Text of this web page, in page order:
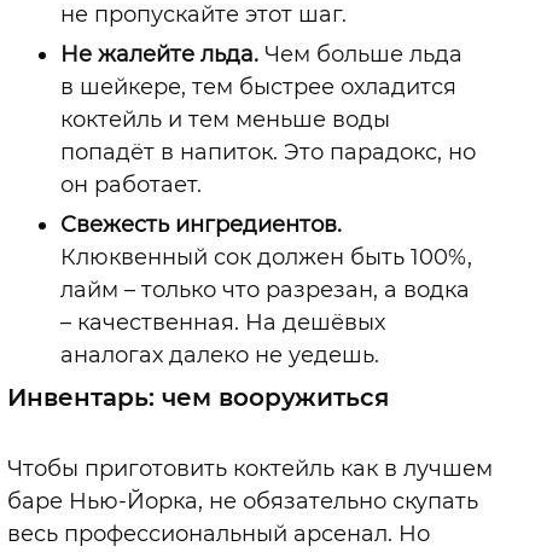
не пропускайте этот шаг.
Не жалейте льда.Чем больше льда
в шейкере, тем быстрее охладится
коктейль и тем меньше воды
попадёт в напиток. Это парадокс, но
он работает.
Свежесть ингредиентов.
Клюквенный сок должен быть 100%,
лайм –только что разрезан, а водка
–качественная. На дешёвых
аналогах далеко не уедешь.
Инвентарь: чем вооружиться
Чтобы приготовить коктейль как в лучшем
баре Нью-Йорка, не обязательно скупать
весь профессиональный арсенал. Но